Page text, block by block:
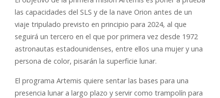
las capacidades del SLS y de la nave Orion antes de un
viaje tripulado previsto en principio para 2024, al que
seguirá un tercero en el que por primera vez desde 1972
astronautas estadounidenses, entre ellos una mujer y una
persona de color, pisarán la superficie lunar.
El programa Artemis quiere sentar las bases para una
presencia lunar a largo plazo y servir como trampolín para